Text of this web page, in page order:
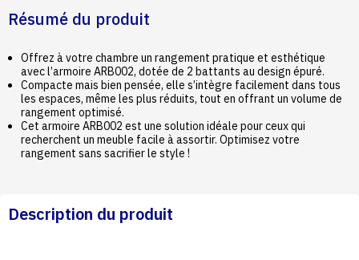
Résumé du produit
Offrez à votre chambre un rangement pratique et esthétique
avec l’armoire ARB002, dotée de 2 battants au design épuré.
Compacte mais bien pensée, elle s’intègre facilement dans tous
les espaces, même les plus réduits, tout en offrant un volume de
rangement optimisé.
Cet armoire ARB002 est une solution idéale pour ceux qui
recherchent un meuble facile à assortir. Optimisez votre
rangement sans sacrifier le style !
Description du produit